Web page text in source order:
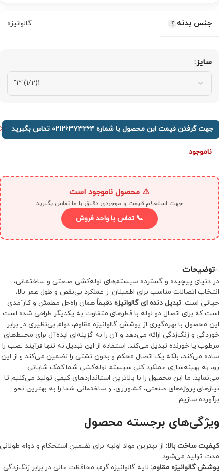
جنس بدنه گالوانیزه
سایز
جهت گرفتن قیمت این محصول با شماره ۰۲۱۲۶۳۷۳۲۶۴ تماس بگیرید
ناموجود
⚠️ محصول ناموجود است
جهت استعلام قیمت و موجودی دقیق با ما تماس بگیرید
📞 تماس با واحد فروش
توضیحات
در دنیای پیچیده و گسترده سیستم‌های لوله‌کشی صنعتی و ساختمانی،
انتخاب اتصالات مناسب برای اطمینان از عملکرد بی‌نقص و طول عمر بالا،
حیاتی است. تبدیل دنده ای گالوانیزه دقیقاً همان راه‌حل مطمئن و کارآمدی
است که برای اتصال دو لوله با قطرهای متفاوت به یکدیگر طراحی شده است.
این محصول با بهره‌گیری از پوشش گالوانیزه مقاوم، دوام بی‌نظیری در برابر
خوردگی و زنگ‌زدگی ارائه می‌دهد و آن را به گزینه‌ای ایده‌آل برای محیط‌های
مرطوب یا خورنده تبدیل می‌کند. استفاده از این تبدیل نه تنها فرآیند نصب را
ساده می‌کند، بلکه یک اتصال محکم و بدون نشتی را تضمین می‌کند و از این
رو، به بهینه‌سازی عملکرد کلی سیستم لوله‌کشی شما کمک شایانی
می‌نماید. ما این محصول را با بالاترین استانداردهای کیفی تولید می‌کنیم تا
نیازهای پروژه‌های صنعتی، کشاورزی، و ساختمانی شما را به بهترین نحو
برآورده سازیم.
ویژگی‌های برجسته محصول
کیفیت ساخت بالا: از بهترین مواد اولیه برای تضمین استحکام و دوام طولانی
مدت تولید می‌شود.
پوشش گالوانیزه مقاوم: لایه گالوانیزه گرم، محافظت عالی در برابر زنگ‌زدگی